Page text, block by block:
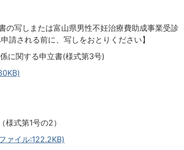
の写しまたは富山県男性不妊治療費助成事業受診
請される前に、写しをおとりください】
に関する申立書(様式第3号)
式第1号の2）
ァイル:122.2KB)